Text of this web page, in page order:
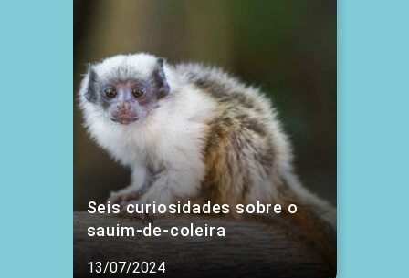
Seis curiosidades sobre o
sauim-de-coleira
13/07/2024